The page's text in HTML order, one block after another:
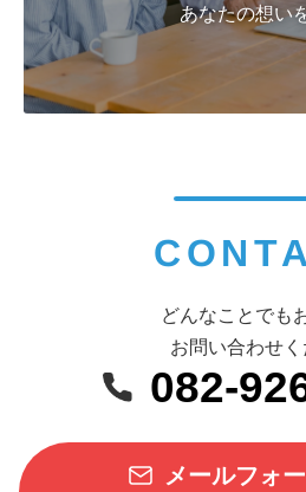
あなたの想い
どんなことでも
お問い合わせ
082-
メールフォ